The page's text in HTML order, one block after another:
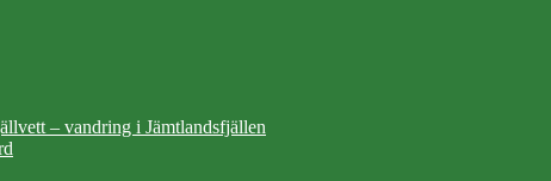
– vandring i Jämtlandsfjällen